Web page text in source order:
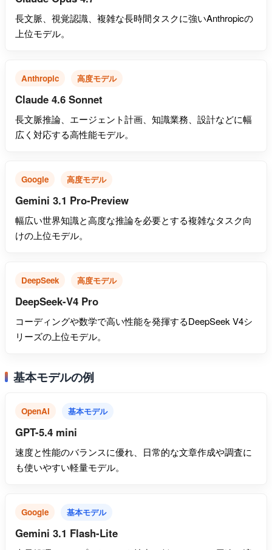
長文脈、視覚認識、複雑な長時間タスクに強いAnthropicの
上位モデル。
Anthropic 高度モデル
Claude 4.6 Sonnet
長文脈推論、エージェント計画、知識業務、設計などに幅
広く対応する高性能モデル。
Google 高度モデル
Gemini 3.1 Pro-Preview
幅広い世界知識と高度な推論を必要とする複雑なタスク向
けの上位モデル。
DeepSeek 高度モデル
DeepSeek-V4 Pro
コーディングや数学で高い性能を発揮するDeepSeek V4シ
リーズの上位モデル。
基本モデルの例
OpenAI 基本モデル
GPT-5.4 mini
速度と性能のバランスに優れ、日常的な文章作成や調査に
も使いやすい軽量モデル。
Google 基本モデル
Gemini 3.1 Flash-Lite